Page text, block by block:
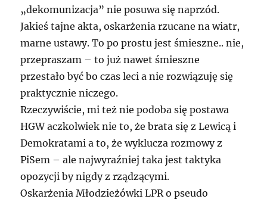
„dekomunizacja” nie posuwa się naprzód.
Jakieś tajne akta, oskarżenia rzucane na wiatr,
marne ustawy. To po prostu jest śmieszne.. nie,
przepraszam – to już nawet śmieszne
przestało być bo czas leci a nie rozwiązuję się
praktycznie niczego.
Rzeczywiście, mi też nie podoba się postawa
HGWaczkolwiek nie to, że brata się z Lewicą i
Demokratami a to, że wyklucza rozmowy z
PiSem – ale najwyraźniej taka jest taktyka
opozycji by nigdy z rządzącymi.
Oskarżenia MłodzieżówkiLPRo pseudo